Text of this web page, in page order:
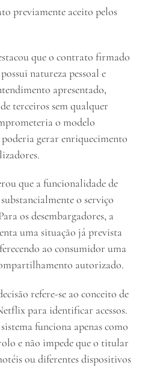
previamente aceito pelos
que o contrato firmado
natureza pessoal e
apresentado,
terceiros sem qualquer
o modelo
gerar enriquecimento
que a funcionalidade de
o serviço
os desembargadores, a
uma situação já prevista
ao consumidor uma
autorizado.
refere-se ao conceito de
para identificar acessos.
funciona apenas como
e não impede que o titular
ou diferentes dispositivos